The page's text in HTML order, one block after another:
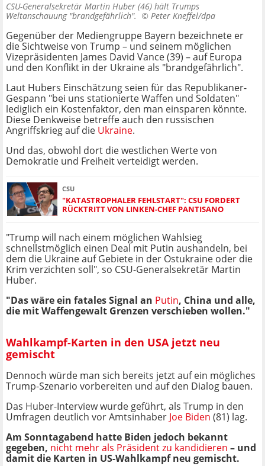
CSU-Generalsekretär Martin Huber (46) hält Trumps
Weltanschauung "brandgefährlich". © Peter Kneffel/dpa
Gegenüber der Mediengruppe Bayern bezeichnete er
die Sichtweise von Trump – und seinem möglichen
Vizepräsidenten James David Vance (39) – auf Europa
und den Konflikt in der Ukraine als "brandgefährlich".
Laut Hubers Einschätzung seien für das Republikaner-
Gespann "bei uns stationierte Waffen und Soldaten"
lediglich ein Kostenfaktor, den man einsparen könnte.
Diese Denkweise betreffe auch den russischen
Angriffskrieg auf die Ukraine.
Und das, obwohl dort die westlichen Werte von
Demokratie und Freiheit verteidigt werden.
CSU
"KATASTROPHALER FEHLSTART": CSU FORDERT
RÜCKTRITT VON LINKEN-CHEF PANTISANO
"Trump will nach einem möglichen Wahlsieg
schnellstmöglich einen Deal mit Putin aushandeln, bei
dem die Ukraine auf Gebiete in der Ostukraine oder die
Krim verzichten soll", so CSU-Generalsekretär Martin
Huber.
"Das wäre ein fatales Signal an Putin, China und alle,
die mit Waffengewalt Grenzen verschieben wollen."
Wahlkampf-Karten in den USA jetzt neu
gemischt
Dennoch würde man sich bereits jetzt auf ein mögliches
Trump-Szenario vorbereiten und auf den Dialog bauen.
Das Huber-Interview wurde geführt, als Trump in den
Umfragen deutlich vor Amtsinhaber Joe Biden (81) lag.
Am Sonntagabend hatte Biden jedoch bekannt
gegeben, nicht mehr als Präsident zu kandidieren – und
damit die Karten in US-Wahlkampf neu gemischt.